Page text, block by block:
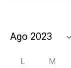
L M